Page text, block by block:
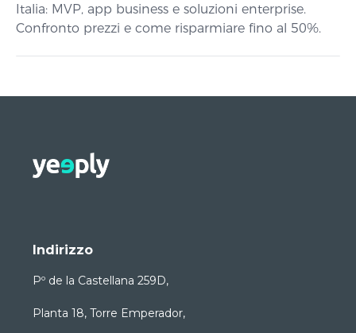
Italia: MVP, app business e soluzioni enterprise.
Confronto prezzi e come risparmiare fino al 50%.
Indirizzo
Pº de la Castellana 259D,
Planta 18, Torre Emperador,